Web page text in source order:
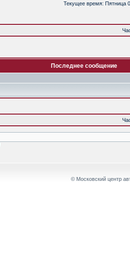
Текущее время: Пятница
Последнее сообщение
© Московский центр